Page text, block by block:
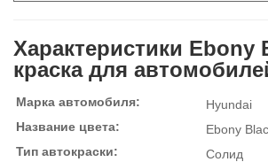
Характеристики Ebony
краска для
Марка автомобиля:
Hyundai
Название цвета:
Ebony
Тип автокраски:
Солид